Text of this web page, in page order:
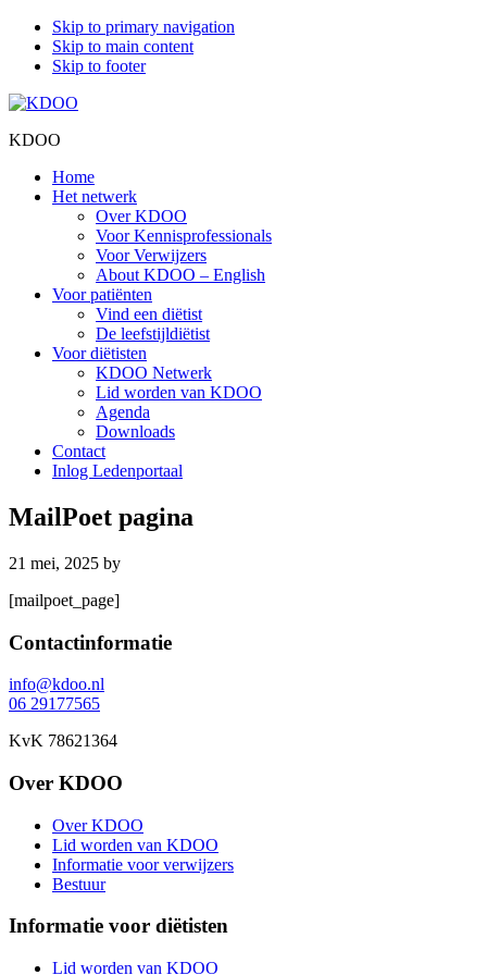
Skip to primary navigation
Skip to main content
Skip to footer
KDOO
Home
Het netwerk
Over KDOO
Voor Kennisprofessionals
Voor Verwijzers
About KDOO – English
Voor patiënten
Vind een diëtist
De leefstijldiëtist
Voor diëtisten
KDOO Netwerk
Lid worden van KDOO
Agenda
Downloads
Contact
Inlog Ledenportaal
MailPoet pagina
21 mei, 2025 by
[mailpoet_page]
Footer
Contactinformatie
info@kdoo.nl
06 29177565
KvK 78621364
Over KDOO
Over KDOO
Lid worden van KDOO
Informatie voor verwijzers
Bestuur
Informatie voor diëtisten
Lid worden van KDOO